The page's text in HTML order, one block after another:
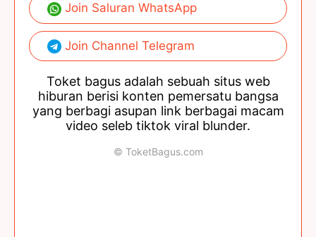
Join Saluran WhatsApp
Join Channel Telegram
Toket bagus adalah sebuah situs web
hiburan berisi konten pemersatu bangsa
yang berbagi asupan link berbagai macam
video seleb tiktok viral blunder.
© ToketBagus.com